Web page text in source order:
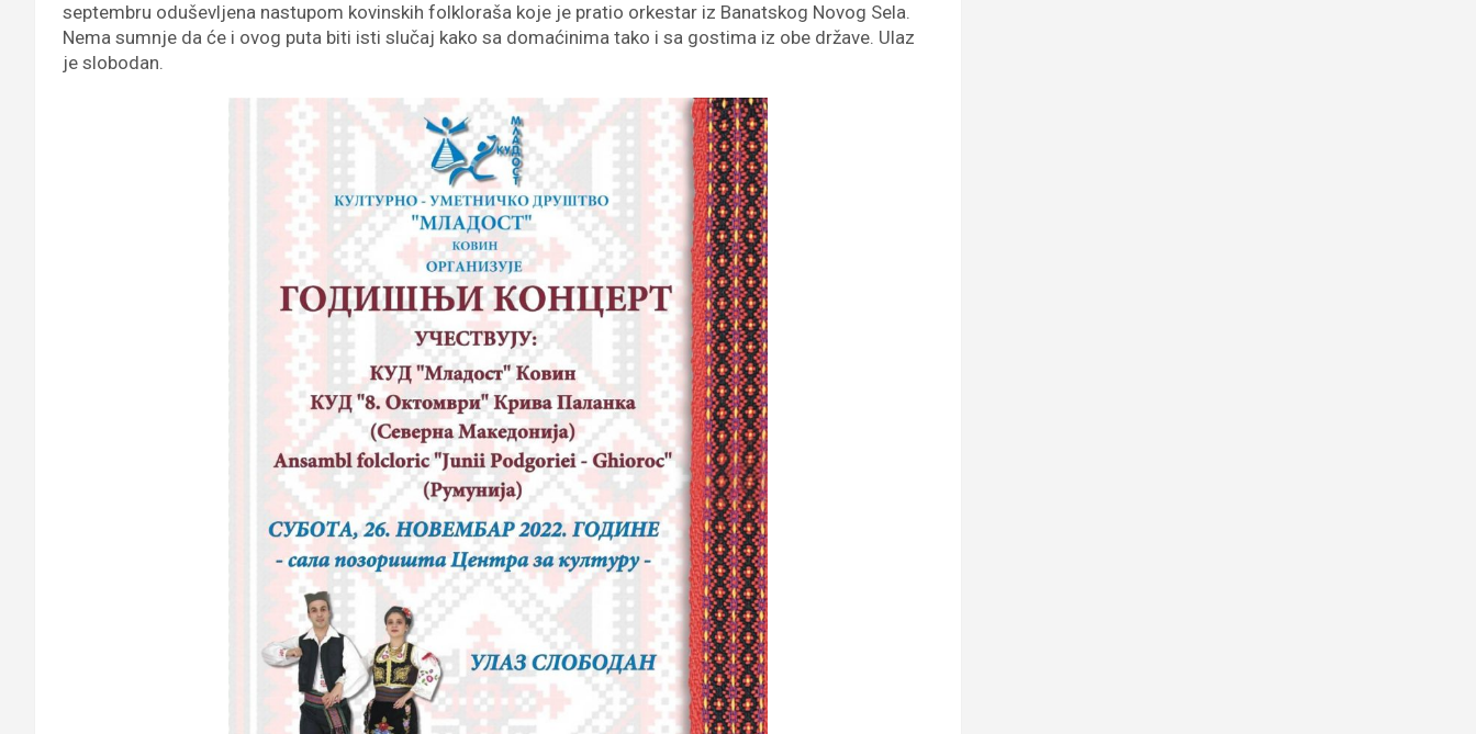
septembru oduševljena nastupom kovinskih folkloraša koje je pratio orkestar iz Banatskog Novog Sela.
Nema sumnje da će i ovog puta biti isti slučaj kako sa domaćinima tako i sa gostima iz obe države. Ulaz
je slobodan.